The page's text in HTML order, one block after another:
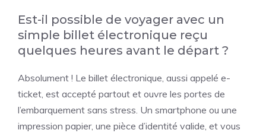
Est-il possible de voyager avec un
simple billet électronique reçu
quelques heures avant le départ ?
Absolument ! Le billet électronique, aussi appelé e-
ticket, est accepté partout et ouvre les portes de
l’embarquement sans stress. Un smartphone ou une
impression papier, une pièce d’identité valide, et vous